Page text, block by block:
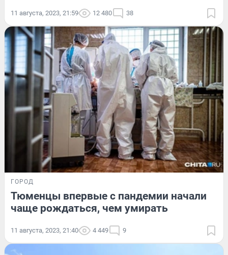
11 августа, 2023, 21:59 12 480 38
ГОРОД
Тюменцы впервые с пандемии начали
чаще рождаться, чем умирать
11 августа, 2023, 21:40 4 449 9